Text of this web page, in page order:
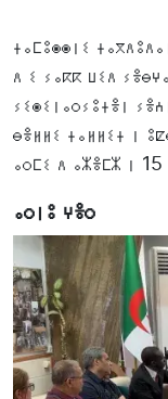
ⵜⴰⵎⵓⵙⵙⵏⵉ
ⴷ ⵉ ⵢⴰⴽⴽ ⵡⵉⴷ
ⵢⵉⵙⵉⵏⴰⵔⵢⵓⵜⴻⵏ
ⴱⴻⵍⵍⵉ ⵜⴰⵍⵍⵉⵜ ⵏ
ⴰⵔⵎⵉ ⴷ ⴰⵣⴻⵎⵣ ⵏ
ⴰⵔⵏⵓ ⵖⴻⵔ